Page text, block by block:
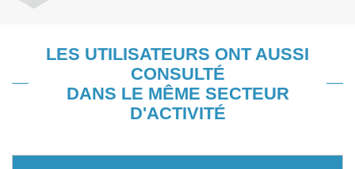
LES UTILISATEURS ONT AUSSI
CONSULTÉ
DANS LE MÊME SECTEUR
D'ACTIVITÉ